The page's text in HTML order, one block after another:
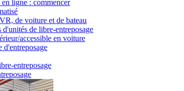
ligne : commencer
de voiture et de bateau
d'unités de libre-entreposage
accessible en voiture
d'entreposage
entreposage